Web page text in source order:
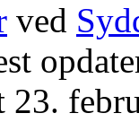
ved
23.